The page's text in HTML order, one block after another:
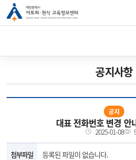
공지사항
공지
대표 전화번호 변경 안
2025-01-08
첨부파일 등록된 파일이 없습니다.